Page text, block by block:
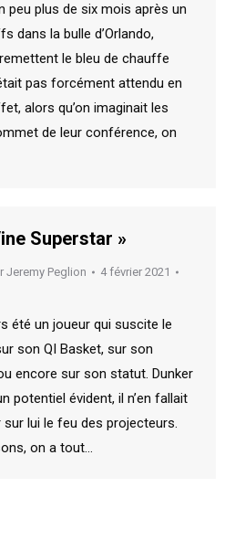
peu plus de six mois après un
dans la bulle d’Orlando,
le bleu de chauffe
pas forcément attendu en
alors qu’on imaginait les
de leur conférence, on
Superstar »
Jeremy Peglion
4 février 2021
été un joueur qui suscite le
son QI Basket, sur son
encore sur son statut. Dunker
potentiel évident, il n’en fallait
lui le feu des projecteurs.
on a tout…